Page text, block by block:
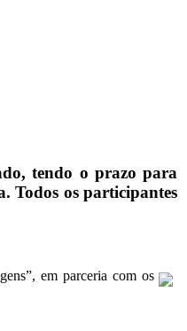
tendo o prazo para
Todos os participantes
em parceria com os